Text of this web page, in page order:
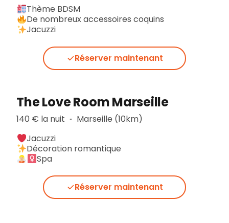
Thème BDSM
De nombreux accessoires coquins
Jacuzzi
Réserver maintenant
The Love Room Marseille
140 € la nuit ▪︎ Marseille (10km)
Jacuzzi
Décoration romantique
Spa
Réserver maintenant